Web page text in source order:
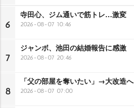
6
寺田心、ジム通いで筋トレ…激変
2026-08-07 10:46
7
ジャンボ、池田の結婚報告に感激
2026-08-07 20:46
8
「父の部屋を奪いたい」→大改造へ
2026-08-07 07:00